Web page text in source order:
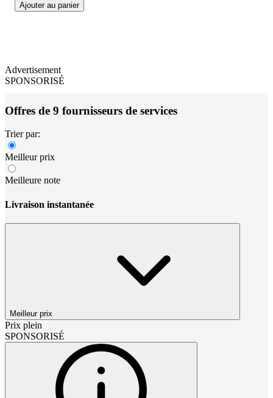
Ajouter au panier
Advertisement
SPONSORISÉ
Offres de 9 fournisseurs de services
Trier par:
Meilleur prix
Meilleure note
Livraison instantanée
Meilleur prix
Prix plein
SPONSORISÉ